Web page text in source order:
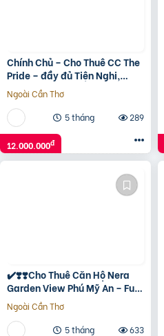
Chính Chủ – Cho Thuê CC The
Pride – đầy đủ Tiện Nghi,
75m2, 12 Triệu VND, 2PN,
2WC, Hà Đông, Hà Nội
Ngoài Cần Thơ
5 tháng
289
12.000.000đ
✔️❣️❣️Cho Thuê Căn Hộ Nera
Garden View Phú Mỹ An – Full
Nội Thất Xịn Xò
Ngoài Cần Thơ
5 tháng
633